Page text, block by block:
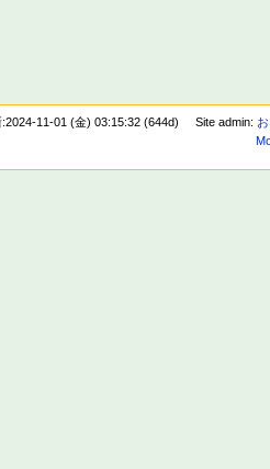
11-01 (金) 03:15:32 (644d) Site admin: